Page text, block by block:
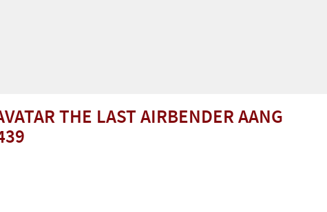
THE LAST AIRBENDER AANG